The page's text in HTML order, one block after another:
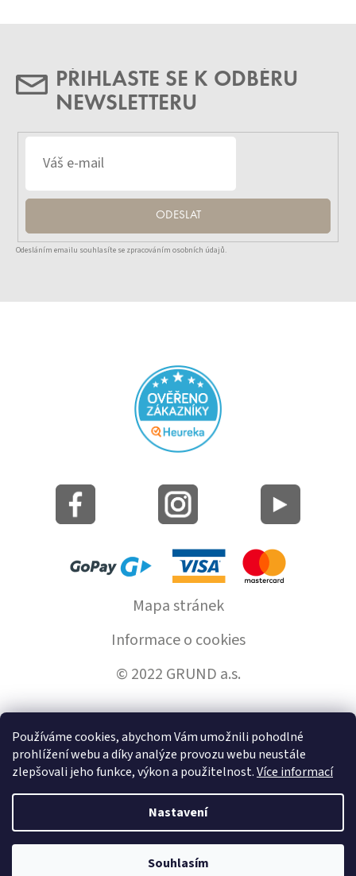
Používáme cookies, abychom Vám umožnili pohodlné
prohlížení webu a díky analýze provozu webu neustále
zlepšovali jeho funkce, výkon a použitelnost.Více informací
Nastavení
Souhlasím
PŘIHLASTE SE K ODBĚRU
NEWSLETTERU
ODESLAT
Odesláním emailu souhlasíte se zpracováním osobních údajů.
Mapa stránek
Informace o cookies
© 2022 GRUND a.s.
Vytvořil Shoptet